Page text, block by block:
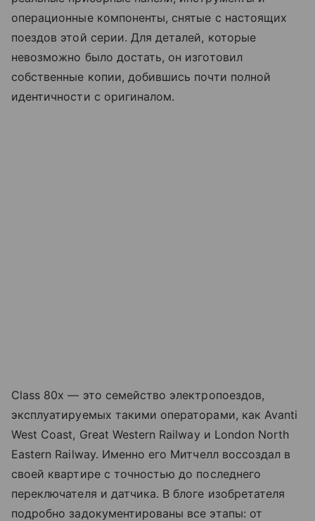
операционные компоненты, снятые с настоящих
поездов этой серии. Для деталей, которые
невозможно было достать, он изготовил
собственные копии, добившись почти полной
идентичности с оригиналом.
Class 80x — это семейство электропоездов,
эксплуатируемых такими операторами, как Avanti
West Coast, Great Western Railway и London North
Eastern Railway. Именно его Митчелл воссоздал в
своей квартире с точностью до последнего
переключателя и датчика. В блоге изобретателя
подробно задокументированы все этапы: от